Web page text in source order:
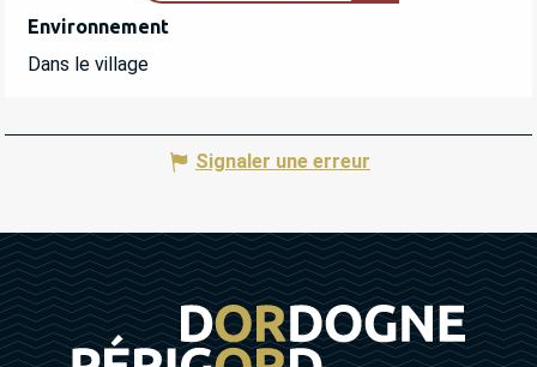
Environnement
Environnement
Dans le village
Signaler une erreur